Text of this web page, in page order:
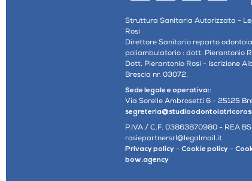
Struttura Sanitaria Autorizzata -
Rosi
Direttore Sanitario reparto
poliambulatorio : dott. Pierantonio
Dott. Pierantonio Rosi - Iscrizione
Brescia nr. 03072.
Sede legale e operativa::
Via Sorelle Ambrosetti 6 - 25125
P.IVA / C.F. 03863870980 - REA
rosiepartnersrl@legalmail.it
Privacy policy - Cookie policy -
bow.agency